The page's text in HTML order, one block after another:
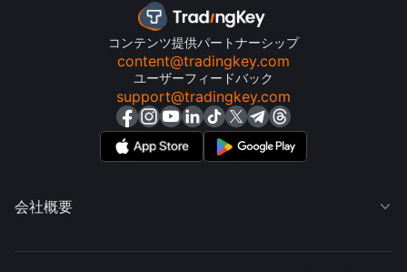
コンテンツ提供パートナーシップ
content@tradingkey.com
ユーザーフィードバック
support@tradingkey.com
会社概要 